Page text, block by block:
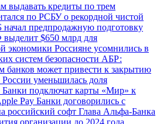
кредиты по трем
по РСБУ о рекордной чистой
предпродажную подготовку
$650 млрд для
экономики Россияне усомнились в
систем безопасности АБР:
банков может привести к закрытию
уменьшилась доля
Банки подключат карты «Мир» к
Pay Банки договорились с
российский софт Глава Альфа-Банка
организации до 2024 года